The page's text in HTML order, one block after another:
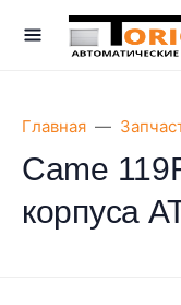
Главная
Came
корпуса